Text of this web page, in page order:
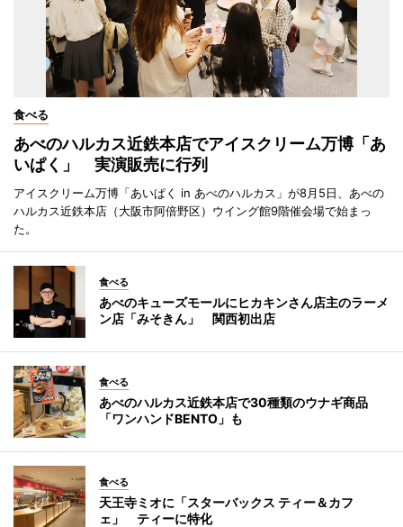
食べる
あべのハルカス近鉄本店でアイスクリーム万博「あ
いぱく」 実演販売に行列
アイスクリーム万博「あいぱく in あべのハルカス」が8月5日、あべの
ハルカス近鉄本店（大阪市阿倍野区）ウイング館9階催会場で始まっ
た。
食べる
あべのキューズモールにヒカキンさん店主のラーメ
ン店「みそきん」 関西初出店
食べる
あべのハルカス近鉄本店で30種類のウナギ商品
「ワンハンドBENTO」も
食べる
天王寺ミオに「スターバックス ティー＆カフ
ェ」 ティーに特化